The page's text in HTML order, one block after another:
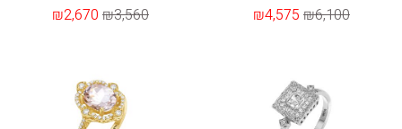
₪4,575 ₪6,100
₪2,670 ₪3,560